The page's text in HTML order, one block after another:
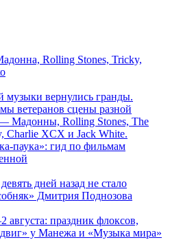
Rolling Stones, Tricky,
вернулись гранды.
ветеранов сцены разной
Мадонны, Rolling Stones, The
Charlie XCX и Jack White.
паука»: гид по фильмам
дней назад не стало
Дмитрия Поднозова
праздник флоксов,
у Манежа и «Музыка мира»